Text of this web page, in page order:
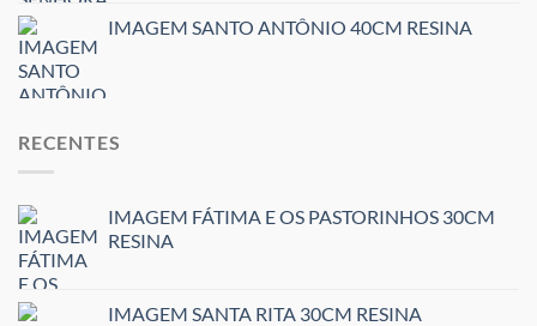
IMAGEM SANTO ANTÔNIO 40CM RESINA
RECENTES
IMAGEM FÁTIMA E OS PASTORINHOS 30CM
RESINA
IMAGEM SANTA RITA 30CM RESINA